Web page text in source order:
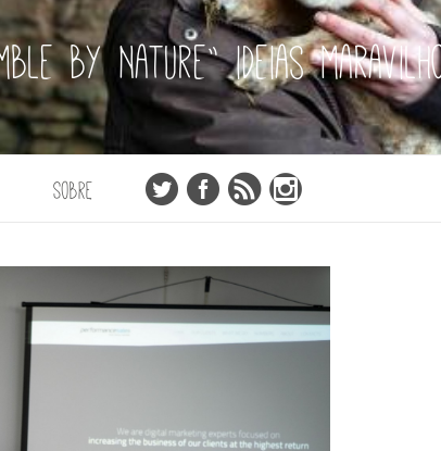
by Nature” ideias
Sobre